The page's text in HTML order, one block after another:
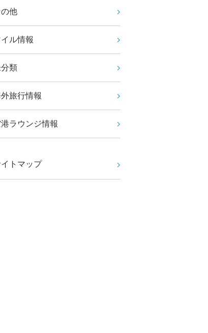
他
ル情報
類
旅行情報
ラウンジ情報
トマップ